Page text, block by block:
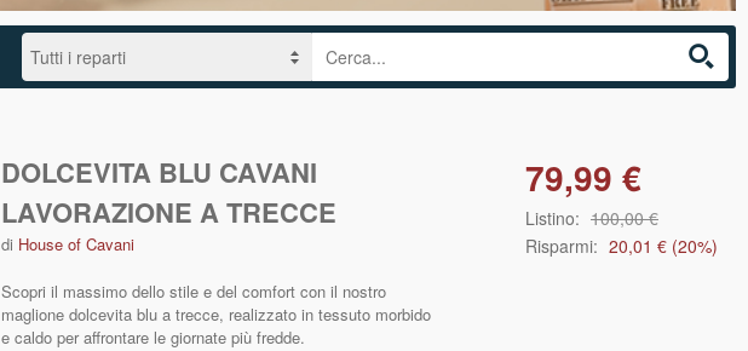
DOLCEVITA BLU CAVANI
LAVORAZIONE A TRECCE
di House of Cavani
Scopri il massimo dello stile e del comfort con il nostro
maglione dolcevita blu a trecce, realizzato in tessuto morbido
e caldo per affrontare le giornate più fredde.
79,99 €
Listino: 100,00 €
Risparmi: 20,01 € (20%)